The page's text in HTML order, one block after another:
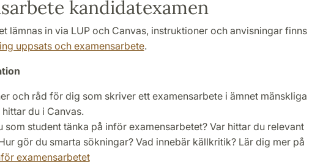
kandidatexamen
lämnas in via LUP och Canvas, instruktioner och anvisningar finns
uppsats och examensarbete.
och råd för dig som skriver ett examensarbete i ämnet mänskliga
du i Canvas.
som student tänka på inför examensarbetet? Var hittar du relevant
gör du smarta sökningar? Vad innebär källkritik? Lär dig mer på
examensarbetet